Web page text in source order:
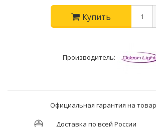
Купить
Производитель:
Официальная гарантия на товар
Доставка по всей России